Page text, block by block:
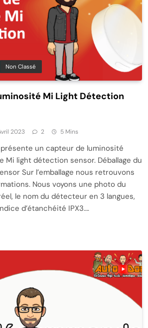
Non Classé
Mi Light Détection
2023 2 5 Mins
un capteur de luminosité
Mi light détection sensor. Déballage du
Sur l’emballage nous retrouvons
Nous voyons une photo du
le nom du détecteur en 3 langues,
d’étanchéité IPX3….